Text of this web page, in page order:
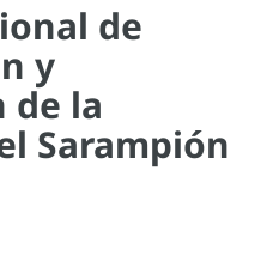
de
y
de la
Sarampión